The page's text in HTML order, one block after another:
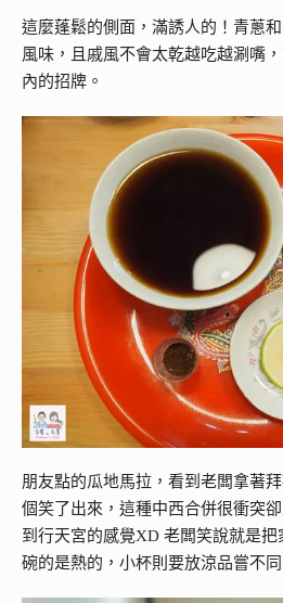
這麼蓬鬆的側面，滿誘人的！青蔥
風味，且戚風不會太乾越吃越涮嘴
內的招牌。
朋友點的瓜地馬拉，看到老闆拿著
個笑了出來，這種中西合併很衝突
到行天宮的感覺XD 老闆笑說就是
碗的是熱的，小杯則要放涼品嘗不同